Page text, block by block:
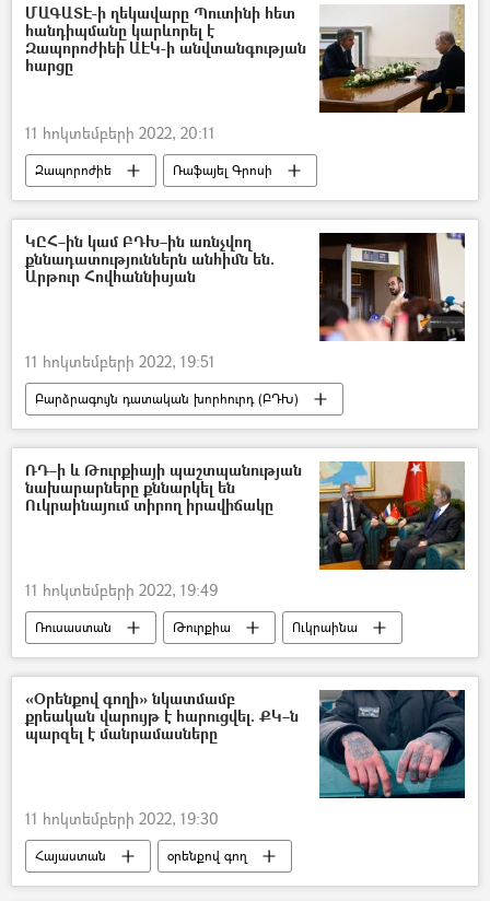
ՄԱԳԱՏԷ-ի ղեկավարը Պուտինի հետ
հանդիպմանը կարևորել է
Զապորոժիեի ԱԷԿ-ի անվտանգության
հարցը
11 հոկտեմբերի 2022, 20:11
Զապորոժիե
Ռաֆայել Գրոսի
Վլադիմիր Պուտին
ատոմակայան
ԿԸՀ–ին կամ ԲԴԽ–ին առնչվող
քննադատություններն անհիմն են.
Արթուր Հովհաննիսյան
11 հոկտեմբերի 2022, 19:51
Բարձրագույն դատական խորհուրդ (ԲԴԽ)
Կենտրոնական ընտրական հանձնաժողով (ԿԸՀ)
Սահմանադրական դատարան
Արթուր Հովհաննիսյան
«Քաղաքացիական պայմանագիր» կուսակցություն (ՔՊ)
ՌԴ–ի և Թուրքիայի պաշտպանության
նախարարները քննարկել են
Ուկրաինայում տիրող իրավիճակը
11 հոկտեմբերի 2022, 19:49
Ռուսաստան Թուրքիա
Ուկրաինա
Սերգեյ Շոյգու
Հուլուսի Աքար
«Օրենքով գողի» նկատմամբ
քրեական վարույթ է հարուցվել. ՔԿ–ն
պարզել է մանրամասները
11 հոկտեմբերի 2022, 19:30
Հայաստան
օրենքով գող
ՀՀ դատախազություն